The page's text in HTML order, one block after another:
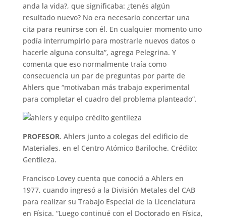
anda la vida?, que significaba: ¿tenés algún
resultado nuevo? No era necesario concertar una
cita para reunirse con él. En cualquier momento uno
podía interrumpirlo para mostrarle nuevos datos o
hacerle alguna consulta”, agrega Pelegrina. Y
comenta que eso normalmente traía como
consecuencia un par de preguntas por parte de
Ahlers que “motivaban más trabajo experimental
para completar el cuadro del problema planteado”.
PROFESOR. Ahlers junto a colegas del edificio de
Materiales, en el Centro Atómico Bariloche. Crédito:
Gentileza.
Francisco Lovey cuenta que conoció a Ahlers en
1977, cuando ingresó a la División Metales del CAB
para realizar su Trabajo Especial de la Licenciatura
en Física. “Luego continué con el Doctorado en Física,